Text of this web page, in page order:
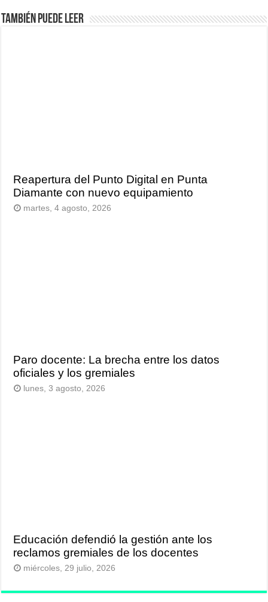
También puede leer
Reapertura del Punto Digital en Punta
Diamante con nuevo equipamiento
martes, 4 agosto, 2026
Paro docente: La brecha entre los datos
oficiales y los gremiales
lunes, 3 agosto, 2026
Educación defendió la gestión ante los
reclamos gremiales de los docentes
miércoles, 29 julio, 2026